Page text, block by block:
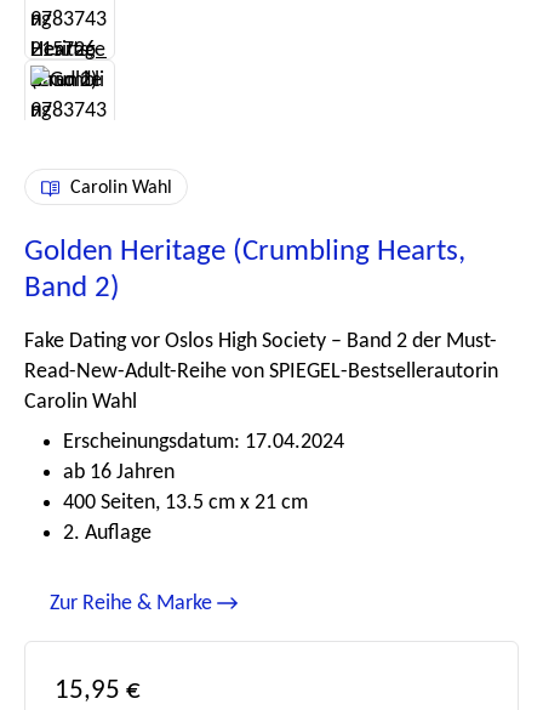
Carolin Wahl
Golden Heritage (Crumbling Hearts,
Band 2)
Fake Dating vor Oslos High Society – Band 2 der Must-
Read-New-Adult-Reihe von SPIEGEL-Bestsellerautorin
Carolin Wahl
Erscheinungsdatum: 17.04.2024
ab 16 Jahren
400 Seiten, 13.5 cm x 21 cm
2. Auflage
Zur Reihe & Marke
Regulärer Preis:
15,95 €